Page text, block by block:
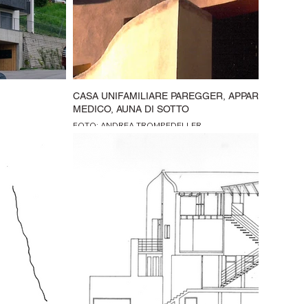
CASA UNIFAMILIARE PAREGGER,
MEDICO, AUNA DI SOTTO
FOTO: ANDREA TROMPEDELLER